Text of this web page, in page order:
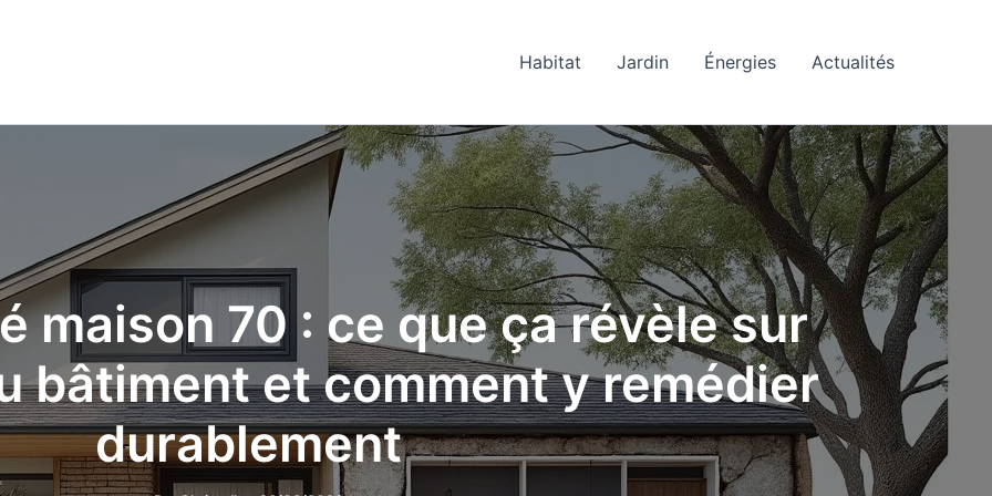
Habitat Jardin Énergies Actualités
maison 70 : ce que ça révèle sur
bâtiment et comment y remédier
durablement